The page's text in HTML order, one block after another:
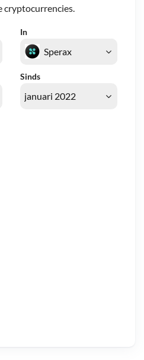
cryptocurrencies.
In
Sinds